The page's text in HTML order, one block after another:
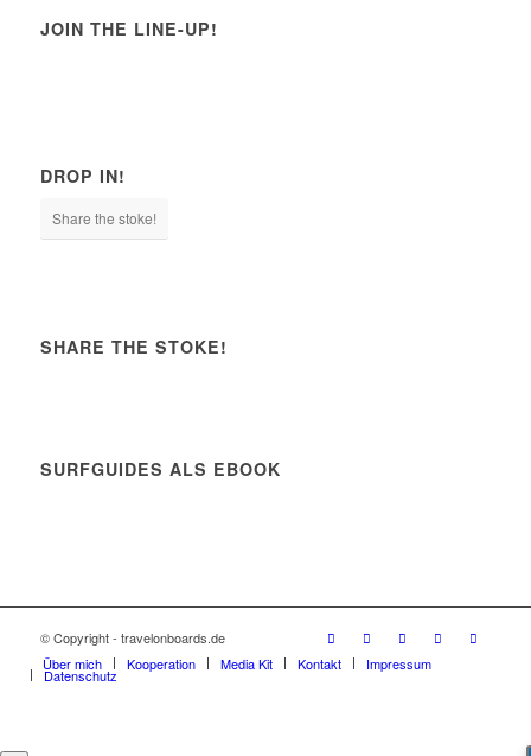
JOIN THE LINE-UP!
DROP IN!
Share the stoke!
SHARE THE STOKE!
SURFGUIDES ALS EBOOK
© Copyright - travelonboards.de
Über mich
Kooperation Media Kit Kontakt Impressum
Datenschutz